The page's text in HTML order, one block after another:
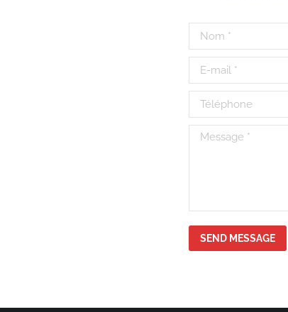
Nom *
E-mail *
Téléphone
Message *
SEND MESSAGE